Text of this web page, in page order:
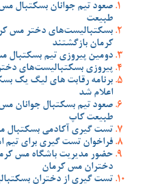
صعود تیم جوانان بسکتبال
طبیعت
کرمان بازگشتند
دومین پیروزی تیم بسکتبال
پیروزی بسکتبالیست‌های
برنامه رقابت های لیگ یک
اعلام شد
صعود تیم بسکتبال جوانان
طبیعت کاپ
تست گیری آکادمی بسکتبال
فراخوان تست گیری برای تیم
حضور مدیریت باشگاه مس
دختران مس کرمان
تست گیری از دختران